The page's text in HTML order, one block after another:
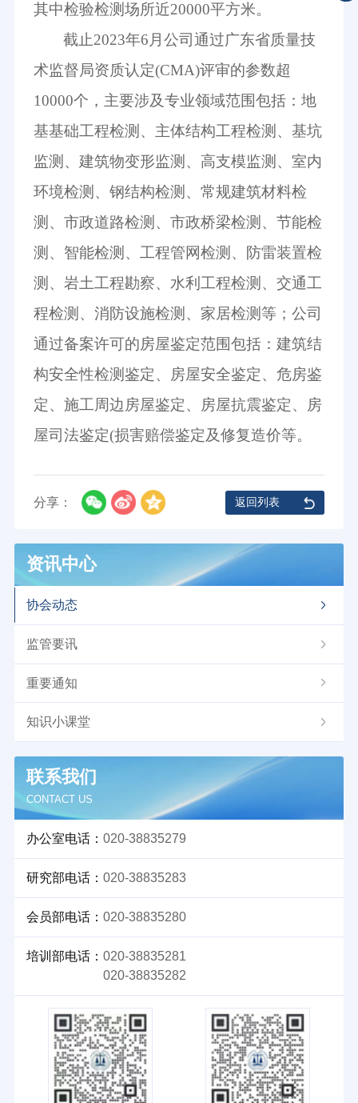
资讯中心
协会动态
监管要讯
重要通知
知识小课堂
联系我们
CONTACT US
办公室电话： 020-38835279
研究部电话： 020-38835283
会员部电话： 020-38835280
培训部电话： 020-38835281
020-38835282
其中检验检测场所近20000平方米。
截止2023年6月公司通过广东省质量技
术监督局资质认定(CMA)评审的参数超
10000个，主要涉及专业领域范围包括：地
基基础工程检测、主体结构工程检测、基坑
监测、建筑物变形监测、高支模监测、室内
环境检测、钢结构检测、常规建筑材料检
测、市政道路检测、市政桥梁检测、节能检
测、智能检测、工程管网检测、防雷装置检
测、岩土工程勘察、水利工程检测、交通工
程检测、消防设施检测、家居检测等；公司
通过备案许可的房屋鉴定范围包括：建筑结
构安全性检测鉴定、房屋安全鉴定、危房鉴
定、施工周边房屋鉴定、房屋抗震鉴定、房
屋司法鉴定(损害赔偿鉴定及修复造价等。
分享： 返回列表